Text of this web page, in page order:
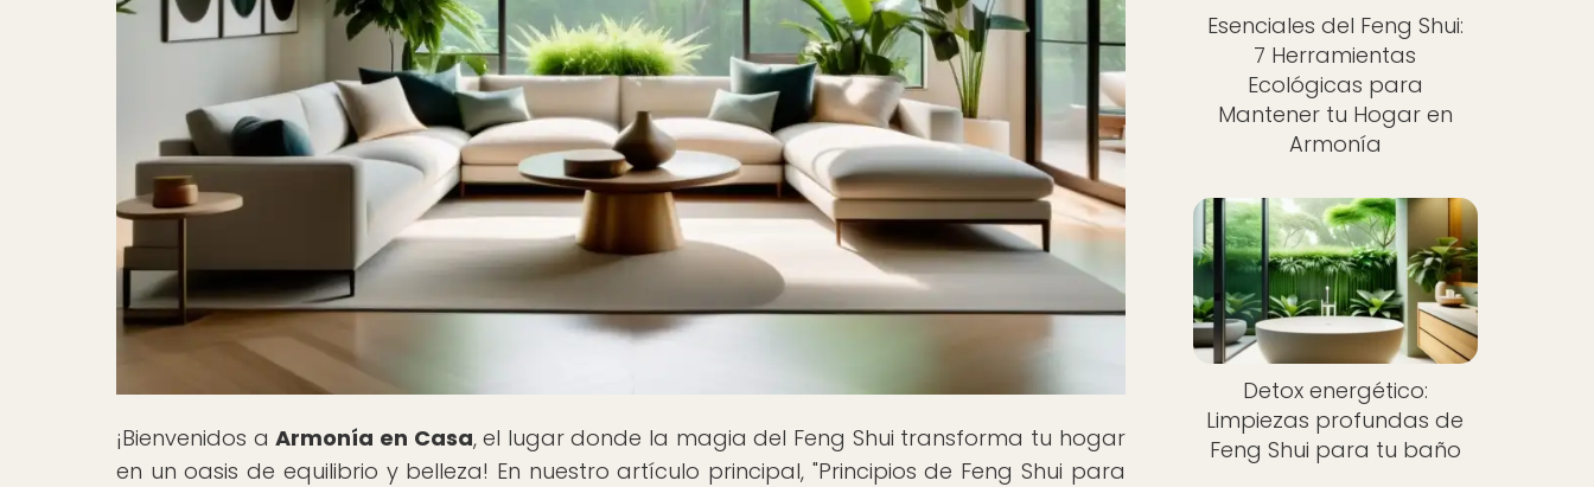
¡Bienvenidos aArmonía en Casa, el lugar donde la magia del Feng Shui transforma tu hogar
en un oasis de equilibrio y belleza! En nuestro artículo principal, "Principios de Feng Shui para
Esenciales del Feng Shui:
7 Herramientas
Ecológicas para
Mantener tu Hogar en
Armonía
Detox energético:
Limpiezas profundas de
Feng Shui para tu baño